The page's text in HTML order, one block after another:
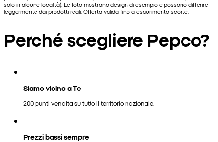
solo in alcune località). Le foto mostrano design di esempio e possono differire
leggermente dai prodotti reali. Offerta valida fino a esaurimento scorte.
Perché scegliere Pepco?
Siamo vicino a Te
200 punti vendita su tutto il territorio nazionale.
Prezzi bassi sempre